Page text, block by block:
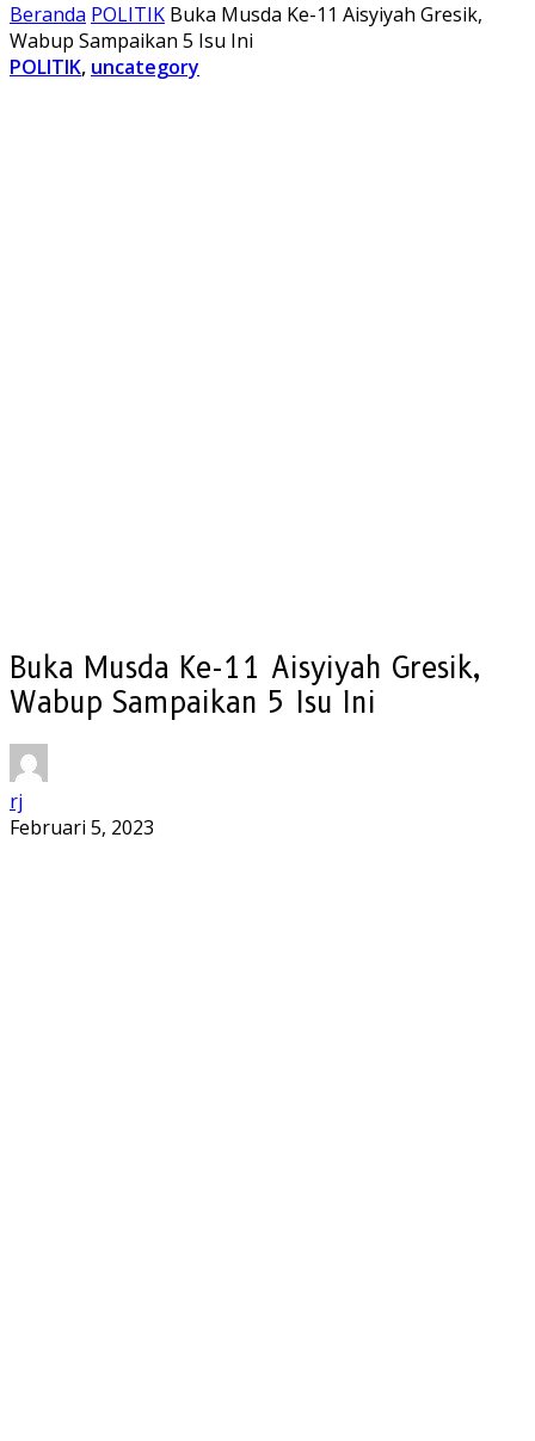
Beranda POLITIK Buka Musda Ke-11 Aisyiyah Gresik,
Wabup Sampaikan 5 Isu Ini
POLITIK, uncategory
Buka Musda Ke-11 Aisyiyah Gresik,
Wabup Sampaikan 5 Isu Ini
rj
Februari 5, 2023